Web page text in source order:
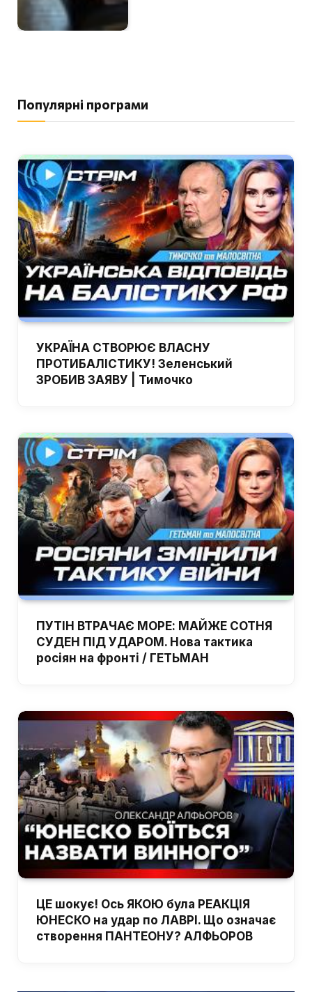
Популярні програми
УКРАЇНА СТВОРЮЄ ВЛАСНУ
ПРОТИБАЛІСТИКУ! Зеленський
ЗРОБИВ ЗАЯВУ | Тимочко
ПУТІН ВТРАЧАЄ МОРЕ: МАЙЖЕ СОТНЯ
СУДЕН ПІД УДАРОМ. Нова тактика
росіян на фронті / ГЕТЬМАН
ЦЕ шокує! Ось ЯКОЮ була РЕАКЦІЯ
ЮНЕСКО на удар по ЛАВРІ. Що означає
створення ПАНТЕОНУ? АЛФЬОРОВ